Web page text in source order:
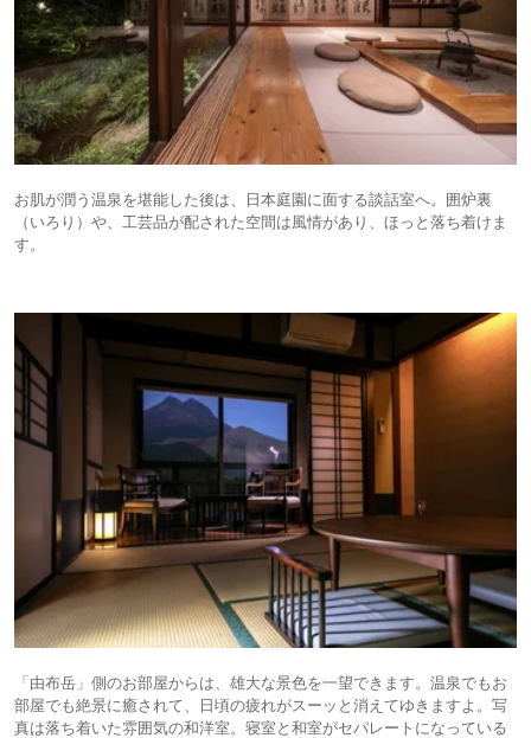
お肌が潤う温泉を堪能した後は、日本庭園に面する談話室へ。囲炉裏
（いろり）や、工芸品が配された空間は風情があり、ほっと落ち着けま
す。
「由布岳」側のお部屋からは、雄大な景色を一望できます。温泉でもお
部屋でも絶景に癒されて、日頃の疲れがスーッと消えてゆきますよ。写
真は落ち着いた雰囲気の和洋室。寝室と和室がセパレートになっている